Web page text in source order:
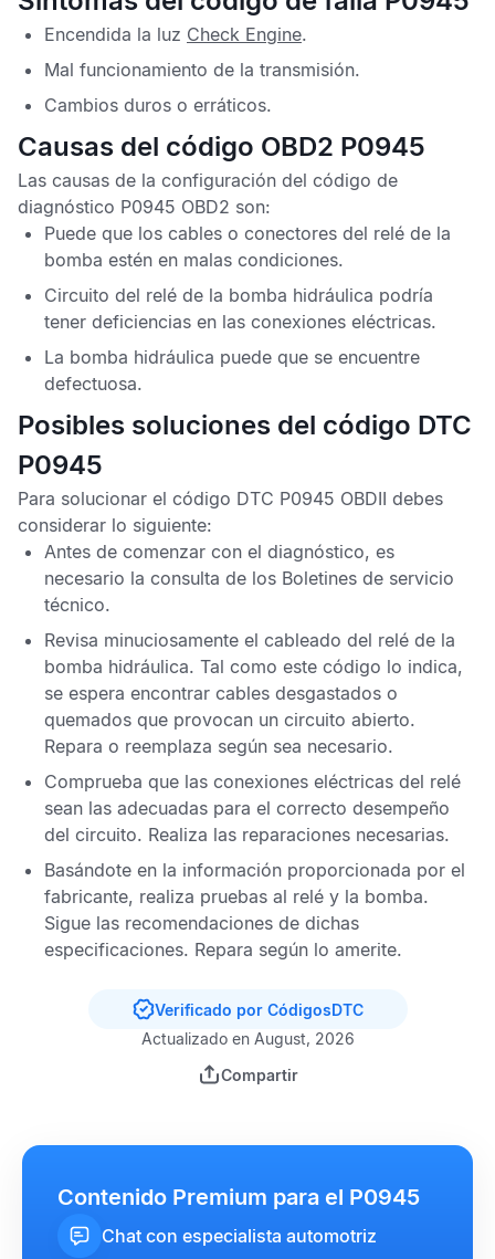
Encendida la luz Check Engine.
Mal funcionamiento de la transmisión.
Cambios duros o erráticos.
Causas del código OBD2 P0945
Las causas de la configuración del código de
diagnóstico P0945 OBD2 son:
Puede que los cables o conectores del relé de la
bomba estén en malas condiciones.
Circuito del relé de la bomba hidráulica podría
tener deficiencias en las conexiones eléctricas.
La bomba hidráulica puede que se encuentre
defectuosa.
Posibles soluciones del código DTC
P0945
Para solucionar el código DTC P0945 OBDII debes
considerar lo siguiente:
Antes de comenzar con el diagnóstico, es
necesario la consulta de los Boletines de servicio
técnico.
Revisa minuciosamente el cableado del relé de la
bomba hidráulica. Tal como este código lo indica,
se espera encontrar cables desgastados o
quemados que provocan un circuito abierto.
Repara o reemplaza según sea necesario.
Comprueba que las conexiones eléctricas del relé
sean las adecuadas para el correcto desempeño
del circuito. Realiza las reparaciones necesarias.
Basándote en la información proporcionada por el
fabricante, realiza pruebas al relé y la bomba.
Sigue las recomendaciones de dichas
especificaciones. Repara según lo amerite.
Verificado por CódigosDTC
Actualizado en August, 2026
Compartir
Contenido Premium para el P0945
Chat con especialista automotriz